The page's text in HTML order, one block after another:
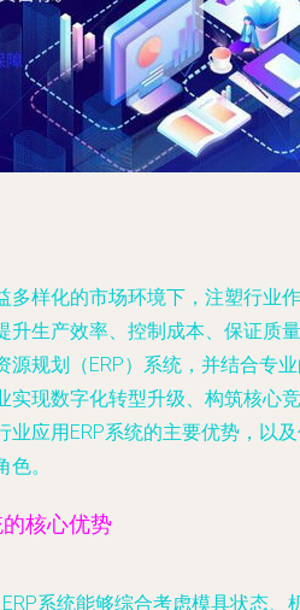
多样化的市场环境下，注塑行业作
升生产效率、控制成本、保证质量
规划（ERP）系统，并结合专
实现数字化转型升级、构筑核心竞
应用ERP系统的主要优势，以
。
核心优势
ERP系统能够综合考虑模具状态、